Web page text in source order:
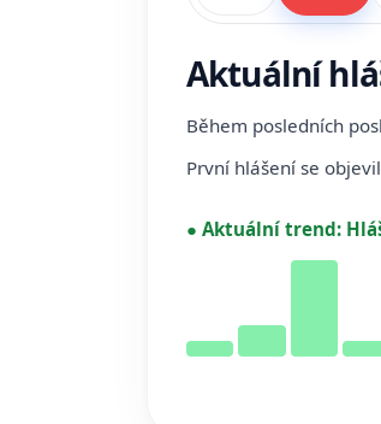
Aktuální
Během posledních
První hlášení se
● Aktuální trend: